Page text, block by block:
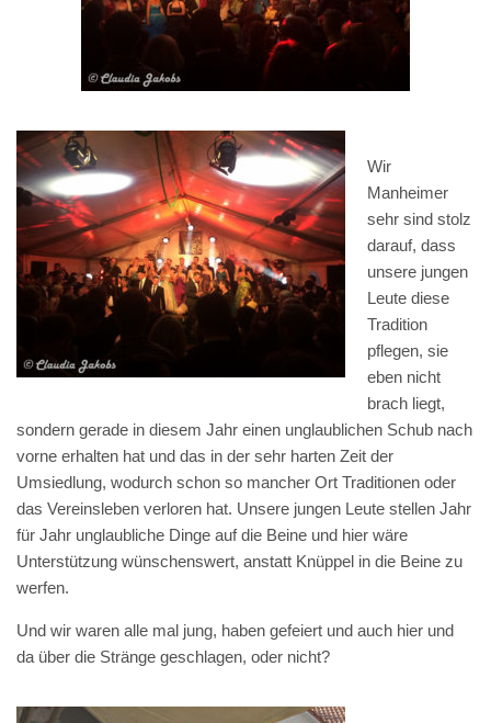
Wir
Manheimer
sehr sind stolz
darauf, dass
unsere jungen
Leute diese
Tradition
pflegen, sie
eben nicht
brach liegt,
sondern gerade in diesem Jahr einen unglaublichen Schub nach
vorne erhalten hat und das in der sehr harten Zeit der
Umsiedlung, wodurch schon so mancher Ort Traditionen oder
das Vereinsleben verloren hat. Unsere jungen Leute stellen Jahr
für Jahr unglaubliche Dinge auf die Beine und hier wäre
Unterstützung wünschenswert, anstatt Knüppel in die Beine zu
werfen.
Und wir waren alle mal jung, haben gefeiert und auch hier und
da über die Stränge geschlagen, oder nicht?